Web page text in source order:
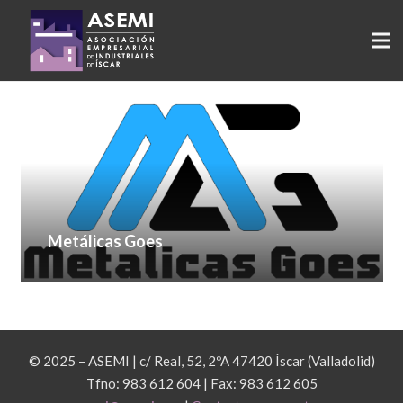
Metálicas Goes
© 2025 – ASEMI | c/ Real, 52, 2ºA 47420 Íscar (Valladolid)
Tfno: 983 612 604 | Fax: 983 612 605